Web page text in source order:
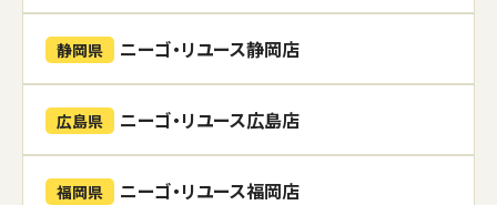
静岡県 ニーゴ・リユース静岡店
広島県 ニーゴ・リユース広島店
福岡県 ニーゴ・リユース福岡店